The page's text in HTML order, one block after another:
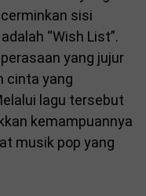
sisi
“Wish List”.
yang jujur
cinta yang
lagu tersebut
kemampuannya
musik pop yang